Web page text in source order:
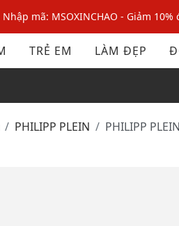
Nhập mã: MSOXINCHAO - Giảm
Nhập mã MSOPAY100: giảm ngay
Nhập mã: MSOXINCHAO - Giảm
TRẺ EM LÀM ĐẸP
PHILIPP PLEIN PHILIPP